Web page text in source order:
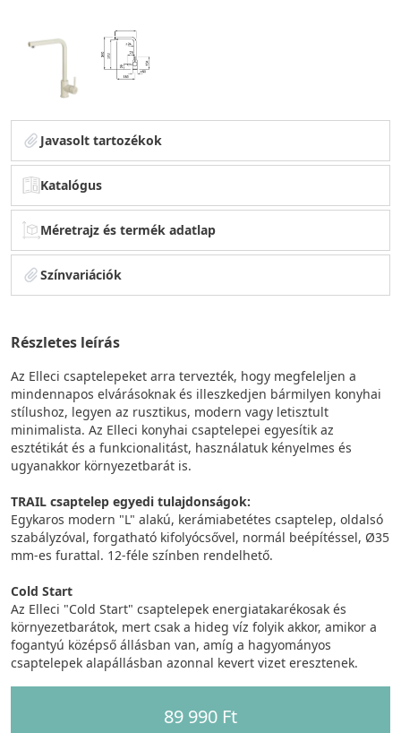
Javasolt tartozékok
Katalógus
Méretrajz és termék adatlap
Színvariációk
Részletes leírás
Az Elleci csaptelepeket arra tervezték, hogy megfeleljen a
mindennapos elvárásoknak és illeszkedjen bármilyen konyhai
stílushoz, legyen az rusztikus, modern vagy letisztult
minimalista. Az Elleci konyhai csaptelepei egyesítik az
esztétikát és a funkcionalitást, használatuk kényelmes és
ugyanakkor környezetbarát is.
TRAIL csaptelep egyedi tulajdonságok:
Egykaros modern "L" alakú, kerámiabetétes csaptelep, oldalsó
szabályzóval, forgatható kifolyócsővel, normál beépítéssel, Ø35
mm-es furattal. 12-féle színben rendelhető.
Cold Start
Az Elleci "Cold Start" csaptelepek energiatakarékosak és
környezetbarátok, mert csak a hideg víz folyik akkor, amikor a
fogantyú középső állásban van, amíg a hagyományos
csaptelepek alapállásban azonnal kevert vizet eresztenek.
89 990 Ft